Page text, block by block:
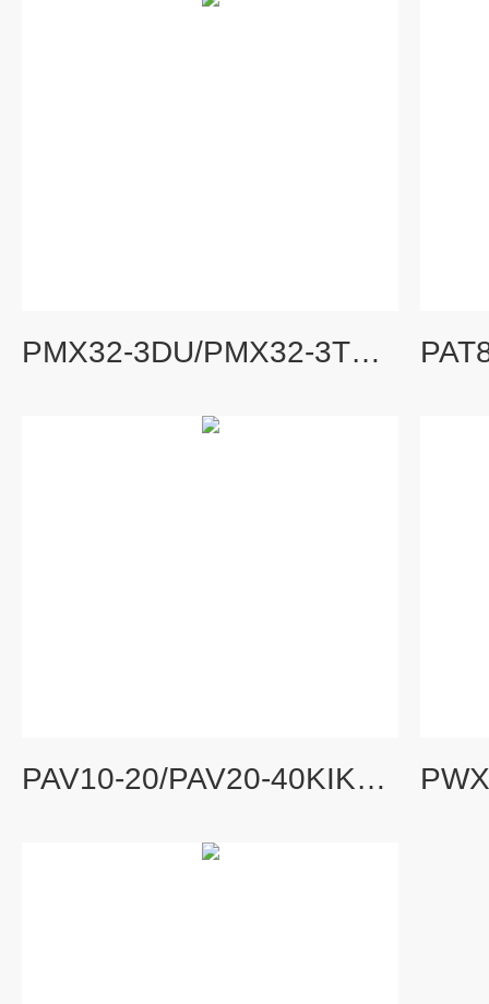
PMX32-3DU/PMX32-3TRKIKUSUI多通道直流电源PMX系列
PAV10-20/PAV20-40KIKUSUI PAV系列小型直流电源